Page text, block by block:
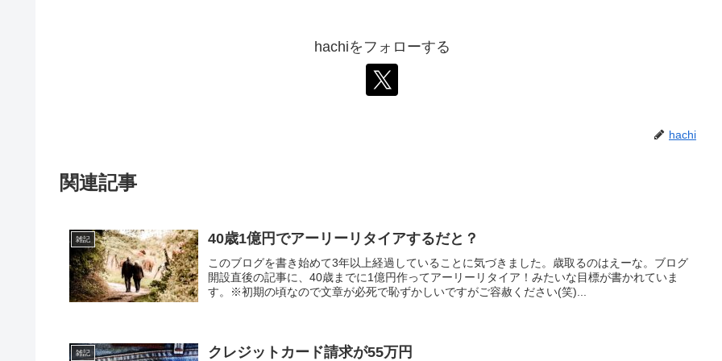
hachiをフォローする
hachi
関連記事
雑記 40歳1億円でアーリーリタイアするだと？
このブログを書き始めて3年以上経過していることに気づきました。歳取るのはえーな。ブログ
開設直後の記事に、40歳までに1億円作ってアーリーリタイア！みたいな目標が書かれていま
す。※初期の頃なので文章が必死で恥ずかしいですがご容赦ください(笑)...
雑記 クレジットカード請求が55万円